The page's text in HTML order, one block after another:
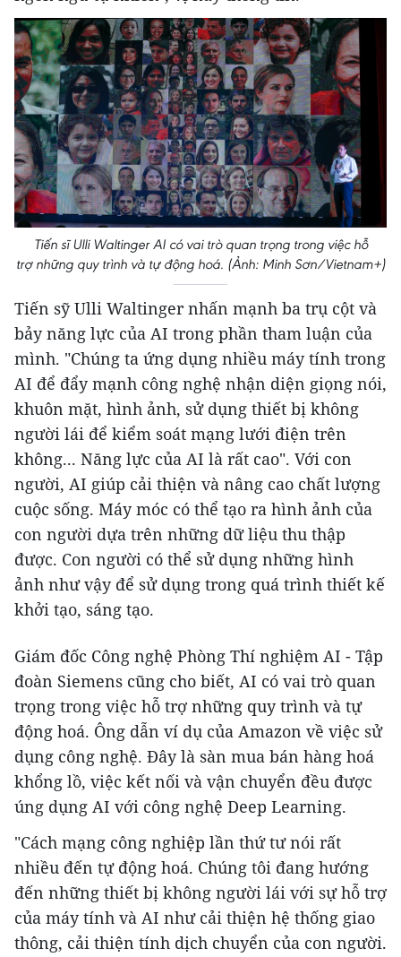
Tiến sĩ Ulli Waltinger AI có vai trò quan trọng trong việc hỗ
trợ những quy trình và tự động hoá. (Ảnh: Minh Sơn/Vietnam+)
Tiến sỹ Ulli Waltinger nhấn mạnh ba trụ cột và
bảy năng lực của AI trong phần tham luận của
mình. "Chúng ta ứng dụng nhiều máy tính trong
AI để đẩy mạnh công nghệ nhận diện giọng nói,
khuôn mặt, hình ảnh, sử dụng thiết bị không
người lái để kiểm soát mạng lưới điện trên
không... Năng lực của AI là rất cao". Với con
người, AI giúp cải thiện và nâng cao chất lượng
cuộc sống. Máy móc có thể tạo ra hình ảnh của
con người dựa trên những dữ liệu thu thập
được. Con người có thể sử dụng những hình
ảnh như vậy để sử dụng trong quá trình thiết kế
khởi tạo, sáng tạo.
Giám đốc Công nghệ Phòng Thí nghiệm AI - Tập
đoàn Siemens cũng cho biết, AI có vai trò quan
trọng trong việc hỗ trợ những quy trình và tự
động hoá. Ông dẫn ví dụ của Amazon về việc sử
dụng công nghệ. Đây là sàn mua bán hàng hoá
khổng lồ, việc kết nối và vận chuyển đều được
úng dụng AI với công nghệ Deep Learning.
"Cách mạng công nghiệp lần thứ tư nói rất
nhiều đến tự động hoá. Chúng tôi đang hướng
đến những thiết bị không người lái với sự hỗ trợ
của máy tính và AI như cải thiện hệ thống giao
thông, cải thiện tính dịch chuyển của con người.